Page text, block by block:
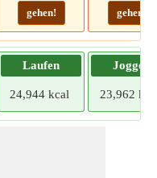
gehen! gehen!
Laufen
24,944 kcal
Joggen
23,962